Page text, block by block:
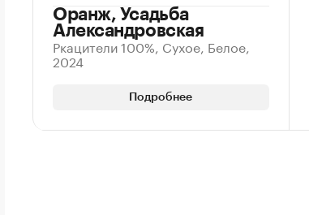
Оранж, Усадьба
Александровская
Ркацители 100%, Сухое, Белое,
2024
Подробнее